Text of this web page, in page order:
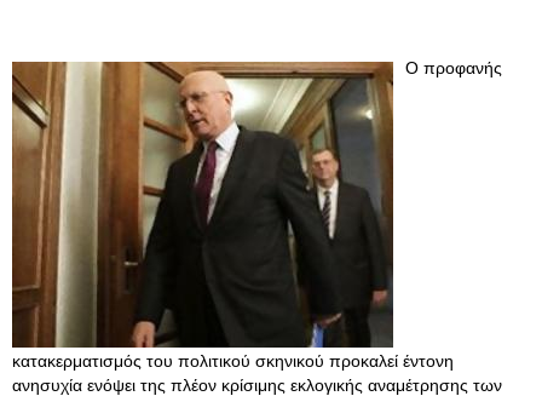
Ο προφανής
κατακερματισμός του πολιτικού σκηνικού προκαλεί έντονη
ανησυχία ενόψει της πλέον κρίσιμης εκλογικής αναμέτρησης των